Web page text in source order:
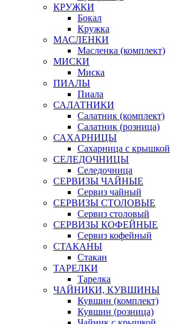
КРУЖКИ
Бокал
Кружка
МАСЛЕНКИ
Масленка (комплект)
МИСКИ
Миска
ПИАЛЫ
Пиала
САЛАТНИКИ
Салатник (комплект)
Салатник (розница)
САХАРНИЦЫ
Сахарница с крышкой
СЕЛЕДОЧНИЦЫ
Селедочница
СЕРВИЗЫ ЧАЙНЫЕ
Сервиз чайный
СЕРВИЗЫ СТОЛОВЫЕ
Сервиз столовый
СЕРВИЗЫ КОФЕЙНЫЕ
Сервиз кофейный
СТАКАНЫ
Стакан
ТАРЕЛКИ
Тарелка
ЧАЙНИКИ, КУВШИНЫ
Кувшин (комплект)
Кувшин (розница)